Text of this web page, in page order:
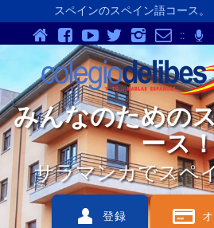
スペインのスペイン語コース
v Y K } - p :: ;
みんなのための
ース
サラマンカでスペ
Q 登録 S